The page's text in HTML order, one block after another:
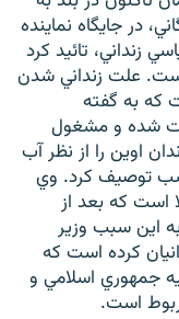
در جايگاه نماينده
زنداني، تائيد كرد
است. علت زنداني شدن
كه به گفته
شده و مشغول
اوين را از نظر آب
توصيف كرد. وي
است كه بعد از
اين سبب وزير
كرده است كه
جمهوري اسلامي و
است.